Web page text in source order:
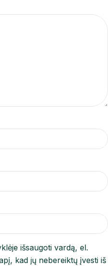
išsaugoti vardą, el.
kad jų nebereiktų įvesti iš